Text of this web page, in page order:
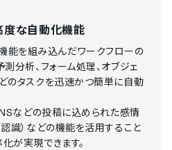
な自動化機能
を組み込んだワークフローの
測分析、フォーム処理、オブジェ
のタスクを迅速かつ簡単に自動
などの投稿に込められた感情
識）などの機能を活用すること
が実現できます。